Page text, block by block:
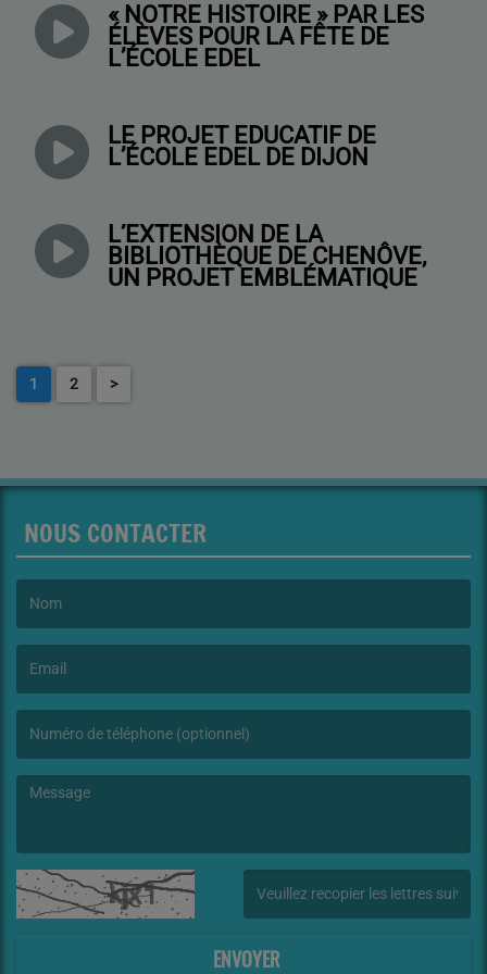
« NOTRE HISTOIRE » PAR LES
ÉLÈVES POUR LA FÊTE DE
L’ÉCOLE EDEL
LE PROJET ÉDUCATIF DE
L’ÉCOLE EDEL DE DIJON
L’EXTENSION DE LA
BIBLIOTHÈQUE DE CHENÔVE,
UN PROJET EMBLÉMATIQUE
1 2 >
NOUS CONTACTER
ENVOYER